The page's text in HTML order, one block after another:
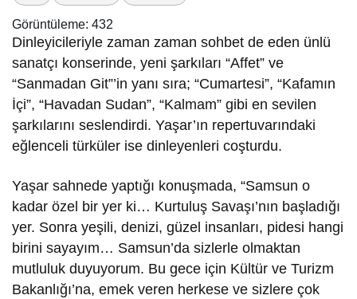
Görüntüleme: 432
Dinleyicileriyle zaman zaman sohbet de eden ünlü
sanatçı konserinde, yeni şarkıları “Affet” ve
“Sanmadan Git”’in yanı sıra; “Cumartesi”, “Kafamın
İçi”, “Havadan Sudan”, “Kalmam” gibi en sevilen
şarkılarını seslendirdi. Yaşar’ın repertuvarındaki
eğlenceli türküler ise dinleyenleri coşturdu.
Yaşar sahnede yaptığı konuşmada, “Samsun o
kadar özel bir yer ki… Kurtuluş Savaşı’nın başladığı
yer. Sonra yeşili, denizi, güzel insanları, pidesi hangi
birini sayayım… Samsun’da sizlerle olmaktan
mutluluk duyuyorum. Bu gece için Kültür ve Turizm
Bakanlığı’na, emek veren herkese ve sizlere çok